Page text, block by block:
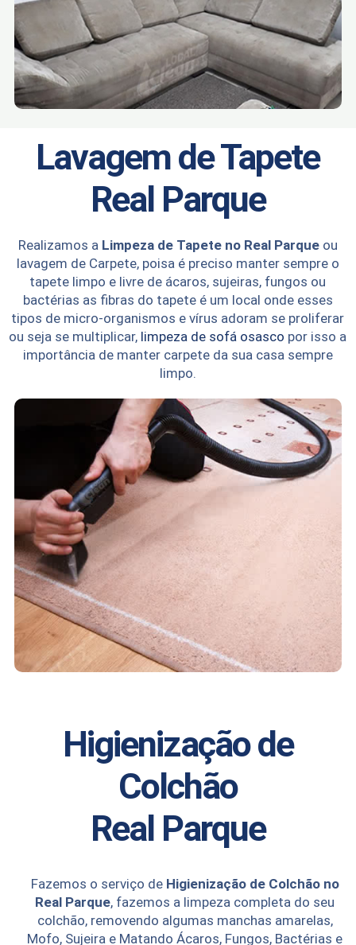
Lavagem de Tapete
Real Parque
Realizamos a Limpeza de Tapete no Real Parque ou
lavagem de Carpete, poisa é preciso manter sempre o
tapete limpo e livre de ácaros, sujeiras, fungos ou
bactérias as fibras do tapete é um local onde esses
tipos de micro-organismos e vírus adoram se proliferar
ou seja se multiplicar, limpeza de sofá osasco por isso a
importância de manter carpete da sua casa sempre
limpo.
Higienização de
Colchão
Real Parque
Fazemos o serviço de Higienização de Colchão no
Real Parque, fazemos a limpeza completa do seu
colchão, removendo algumas manchas amarelas,
Mofo, Sujeira e Matando Ácaros, Fungos, Bactérias e